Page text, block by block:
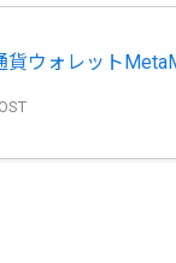
貨ウォレット